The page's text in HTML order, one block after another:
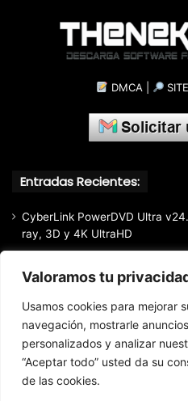
Valoramos tu
Usamos cookies para mejorar
navegación, mostrarle
personalizados y analizar
“Aceptar todo” usted da su
de las cookies.
DMCA
Entradas Recientes:
CyberLink PowerDVD Ultra
ray, 3D y 4K UltraHD
imágenes creativo y moderno
Light Image Resizer (2026)
cambiar el tamaño de
Google Chrome (2026)
Offline]